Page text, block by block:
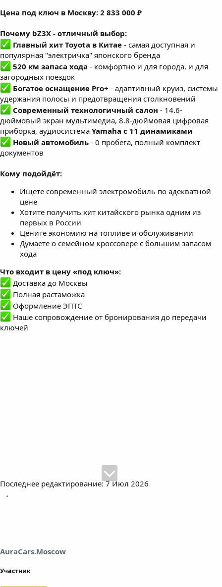
Цена под ключ в Москву: 2 833 000 ₽
Почему bZ3X - отличный выбор:
Главный хит Toyota в Китае - самая доступная и
популярная "электричка" японского бренда
520 км запаса хода - комфортно и для города, и для
загородных поездок
Богатое оснащение Pro+ - адаптивный круиз, системы
удержания полосы и предотвращения столкновений
Современный технологичный салон - 14.6-
дюймовый экран мультимедиа, 8.8-дюймовая цифровая
приборка, аудиосистема Yamaha с 11 динамиками
Новый автомобиль - 0 пробега, полный комплект
документов
Кому подойдёт:
Ищете современный электромобиль по адекватной
цене
Хотите получить хит китайского рынка одним из
первых в России
Цените экономию на топливе и обслуживании
Думаете о семейном кроссовере с большим запасом
хода
Что входит в цену «под ключ»:
Доставка до Москвы
Полная растаможка
Оформление ЭПТС
Наше сопровождение от бронирования до передачи
ключей
Последнее редактирование:7 Июл 2026
AuraCars.Moscow
Участник